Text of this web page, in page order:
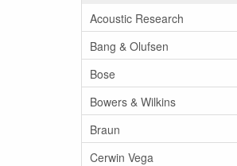
Acoustic Research
Bang & Olufsen
Bose
Bowers & Wilkins
Braun
Cerwin Vega